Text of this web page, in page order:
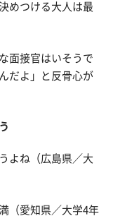
めつける大人は最
面接官はいそうで
だよ」と反骨心が
よね（広島県／大
（愛知県／大学4年